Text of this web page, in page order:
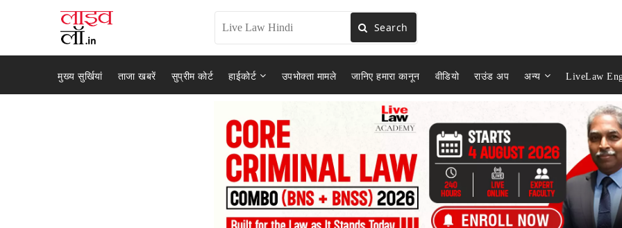
Search
मुख्य सुर्खियां ताजा खबरें सुप्रीम कोर्ट हाईकोर्ट उपभोक्ता मामले जानिए हमारा कानून वीडियो राउंड अप अन्य LiveLaw